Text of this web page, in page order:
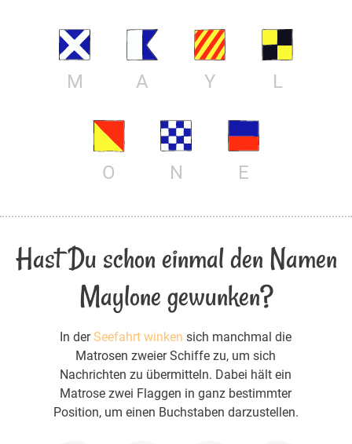
M A Y L
O N E
Hast Du schon einmal den Namen
Maylone gewunken?
In derSeefahrt winken sich manchmal die
Matrosen zweier Schiffe zu, um sich
Nachrichten zu übermitteln. Dabei hält ein
Matrose zwei Flaggen in ganz bestimmter
Position, um einen Buchstaben darzustellen.